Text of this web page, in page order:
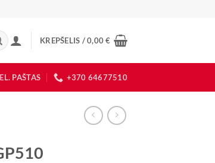
KREPŠELIS /0,00€
EL. PAŠTAS +370 64677510